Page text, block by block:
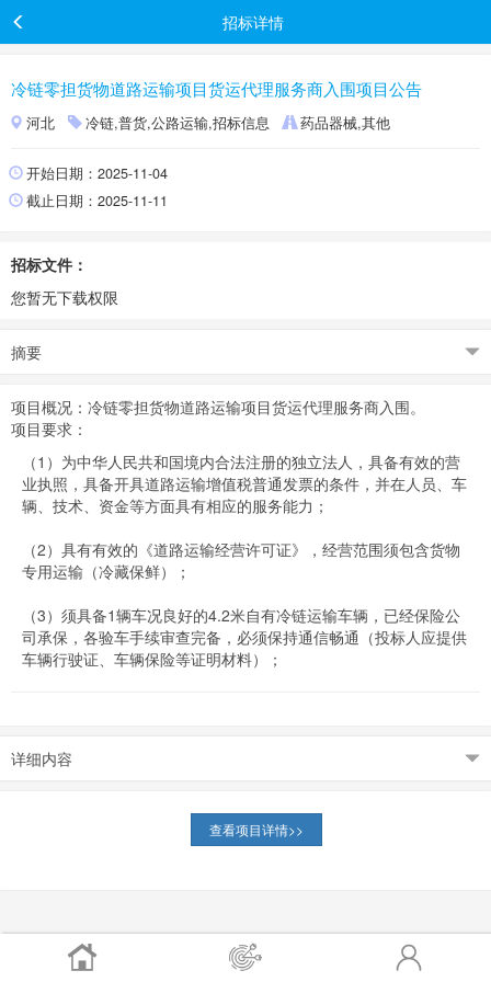
招标详情
冷链零担货物道路运输项目货运代理服务商入围项目公告
河北 冷链,普货,公路运输,招标信息 药品器械,其他
开始日期：2025-11-04
截止日期：2025-11-11
招标文件：
您暂无下载权限
摘要
项目概况：冷链零担货物道路运输项目货运代理服务商入围。
项目要求：
（1）为中华人民共和国境内合法注册的独立法人，具备有效的营
业执照，具备开具道路运输增值税普通发票的条件，并在人员、车
辆、技术、资金等方面具有相应的服务能力；
（2）具有有效的《道路运输经营许可证》，经营范围须包含货物
专用运输（冷藏保鲜）；
（3）须具备1辆车况良好的4.2米自有冷链运输车辆，已经保险公
司承保，各验车手续审查完备，必须保持通信畅通（投标人应提供
车辆行驶证、车辆保险等证明材料）；
详细内容